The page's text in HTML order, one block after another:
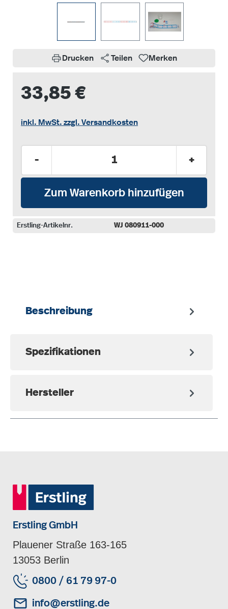
Drucken Teilen Merken
33,85 €
inkl. MwSt. zzgl. Versandkosten
- +
Zum Warenkorb hinzufügen
Erstling-Artikelnr. WJ 080911-000
Beschreibung
Spezifikationen
Hersteller
Erstling GmbH
Plauener Straße 163-165
13053 Berlin
0800 / 61 79 97-0
info@erstling.de